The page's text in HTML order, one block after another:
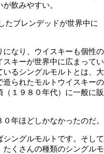
飲みやすい。
たブレンデッドが世界中に
になり、ウイスキーも個性の
キーが世界中に広まってい
るシングルモルトとは、大
られたモルトウイスキーの
１９８０年代）に一般に販
年ほどしかなかったのだ。
シングルモルトです。そして
たくさんの種類のシングルモ